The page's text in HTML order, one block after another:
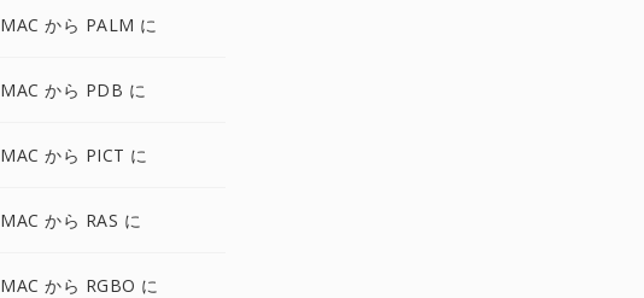
MAC から PALM に
MAC から PDB に
MAC から PICT に
MAC から RAS に
MAC から RGBO に